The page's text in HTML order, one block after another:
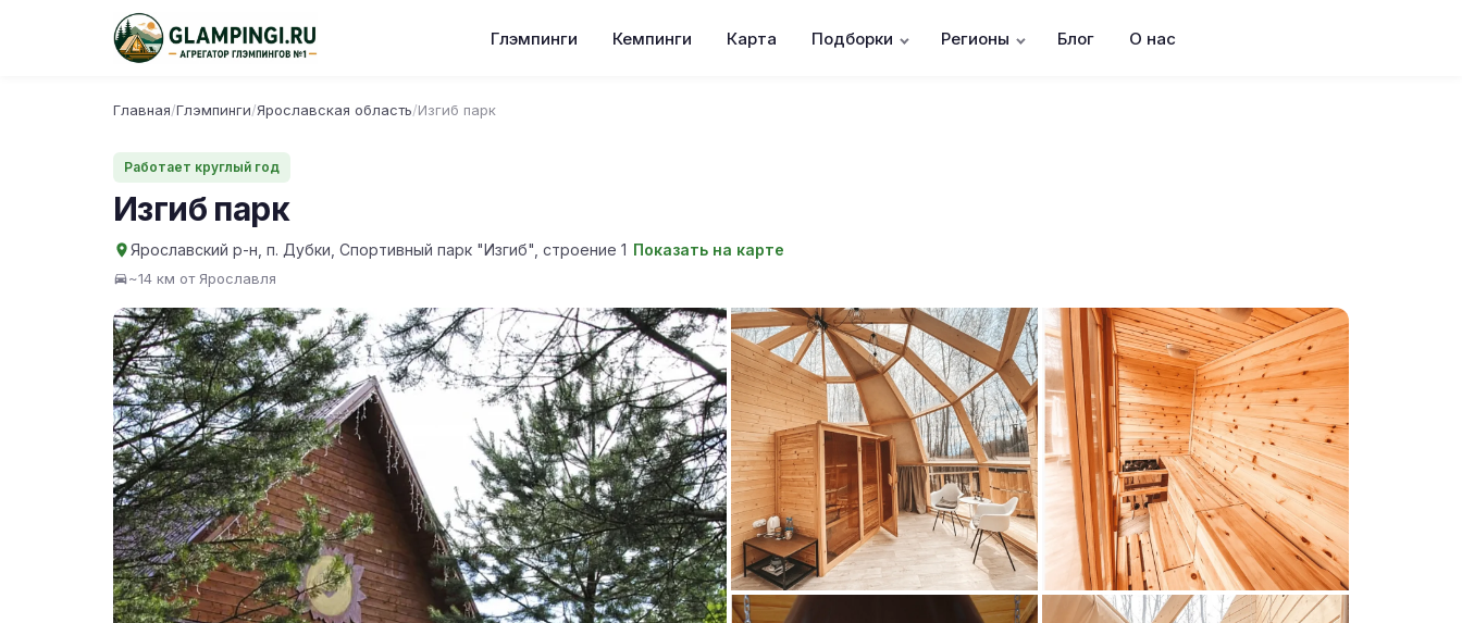
Глэмпинги Кемпинги Карта Подборки Регионы Блог О нас
Главная/Глэмпинги/Ярославская область/Изгиб парк
Работает круглый год
Изгиб парк
Ярославский р-н, п. Дубки, Спортивный парк "Изгиб", строение 1 Показать на карте
~14 км от Ярославля